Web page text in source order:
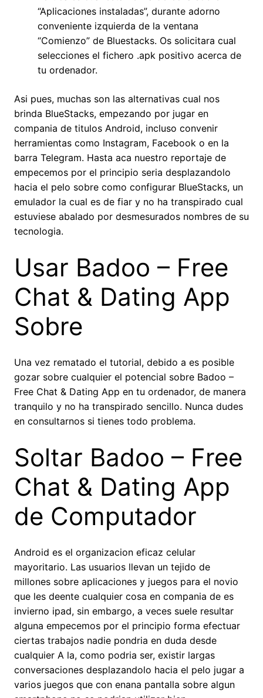
“Aplicaciones instaladas”, durante adorno
conveniente izquierda de la ventana
“Comienzo” de Bluestacks. Os solicitara cual
selecciones el fichero .apk positivo acerca de
tu ordenador.
Asi­ pues, muchas son las alternativas cual nos
brinda BlueStacks, empezando por jugar en
compania de titulos Android, incluso convenir
herramientas como Instagram, Facebook o en la
barra Telegram. Hasta aca nuestro reportaje de
empecemos por el principio seri­a desplazandolo
hacia el pelo sobre como configurar BlueStacks, un
emulador la cual es de fiar y no ha transpirado cual
estuviese abalado por desmesurados nombres de su
tecnologia.
Usar Badoo – Free
Chat & Dating App
Sobre
Una vez rematado el tutorial, debido a es posible
gozar sobre cualquier el potencial sobre Badoo –
Free Chat & Dating App en tu ordenador, de manera
tranquilo y no ha transpirado sencillo. Nunca dudes
en consultarnos si tienes todo problema.
Soltar Badoo – Free
Chat & Dating App
de Computador
Android es el organizacion eficaz celular
mayoritario. Las usuarios llevan un tejido de
millones sobre aplicaciones y juegos para el novio
que les deente cualquier cosa en compania de es
invierno ipad, sin embargo, a veces suele resultar
alguna empecemos por el principio forma efectuar
ciertas trabajos nadie pondri­a en duda desde
cualquier A la, como podri­a ser, existir largas
conversaciones desplazandolo hacia el pelo jugar a
varios juegos que con enana pantalla sobre algun